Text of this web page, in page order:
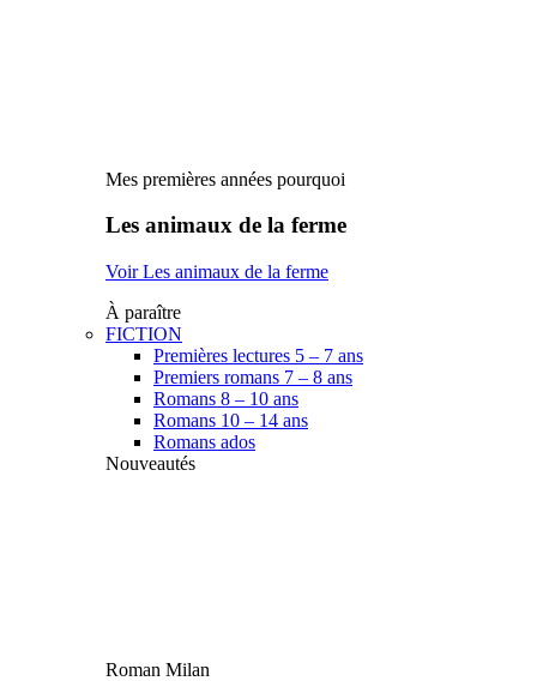
Mes premières années pourquoi
Les animaux de la ferme
Voir Les animaux de la ferme
À paraître
FICTION
Premières lectures 5 – 7 ans
Premiers romans 7 – 8 ans
Romans 8 – 10 ans
Romans 10 – 14 ans
Romans ados
Nouveautés
Roman Milan